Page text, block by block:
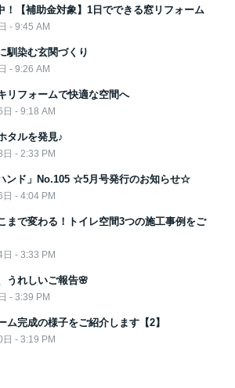
！【補助金対象】1日でできる窓リフォーム
- 9:45 AM
馴染む玄関づくり
- 9:26 AM
リフォームで快適な空間へ
- 9:18 AM
タルを発見♪
- 2:33 PM
ンド」No.105 ☆5月号発行のお知らせ☆
- 4:04 PM
まで変わる！トイレ空間3つの施工事例をご
- 3:33 PM
うれしいご報告🌸
- 3:39 PM
ム完成の様子をご紹介します【2】
- 3:19 PM